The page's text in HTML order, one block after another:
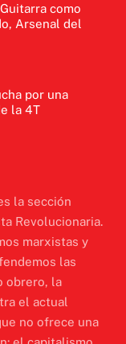
como
Arsenal del
por una
la 4T
la sección
Revolucionaria.
marxistas y
las
obrero, la
el actual
no ofrece una